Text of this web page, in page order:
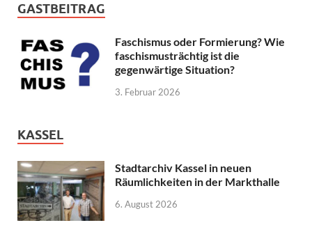
GASTBEITRAG
Faschismus oder Formierung? Wie
faschismusträchtig ist die
gegenwärtige Situation?
3. Februar 2026
KASSEL
Stadtarchiv Kassel in neuen
Räumlichkeiten in der Markthalle
6. August 2026